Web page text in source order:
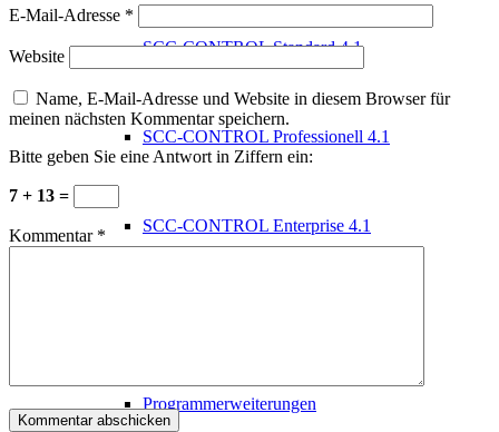
SCC-CONTROL Standard 4.1
SCC-CONTROL Professionell 4.1
SCC-CONTROL Enterprise 4.1
Programmerweiterungen
E-Mail-Adresse *
Website
Name, E-Mail-Adresse und Website in diesem Browser für
meinen nächsten Kommentar speichern.
Bitte geben Sie eine Antwort in Ziffern ein:
7 + 13 =
Kommentar *